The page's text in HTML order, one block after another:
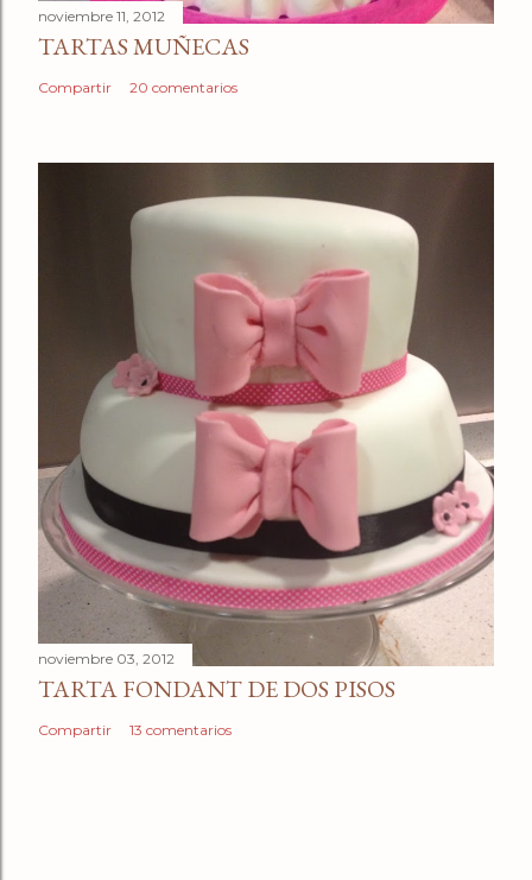
noviembre 11, 2012
TARTAS MUÑECAS
Compartir 20 comentarios
noviembre 03, 2012
TARTA FONDANT DE DOS PISOS
Compartir 13 comentarios